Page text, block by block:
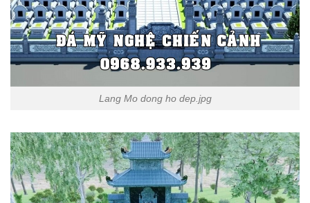
Lang Mo dong ho dep.jpg